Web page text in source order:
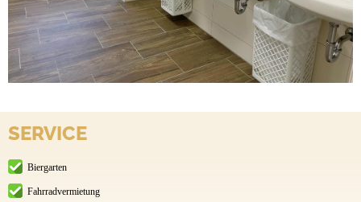
SERVICE
Biergarten
Fahrradvermietung